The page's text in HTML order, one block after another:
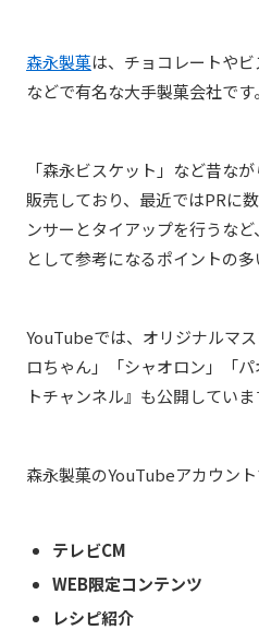
森永製菓は、 チョコレートや
などで有名な大手製菓会社です。
「森永ビスケット」など昔な
販売しており、最近ではPRに
ンサーとタイアップを行うな
として参考になるポイントの多
YouTubeでは、オリジナルマ
ロちゃん」「シャオロン」「
トチャンネル』も公開していま
森永製菓のYouTubeアカウント
テレビCM
WEB限定コンテンツ
レシピ紹介